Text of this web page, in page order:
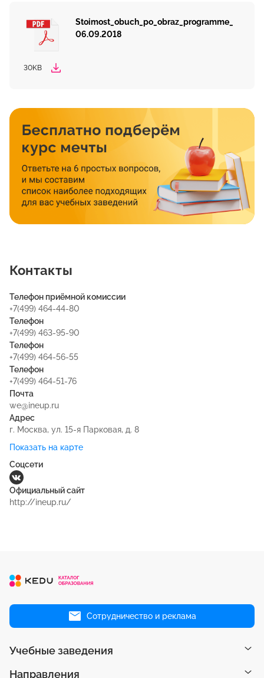
Stoimost_obuch_po_obraz_programme_
06.09.2018
30KB
Контакты
Телефон приёмной комиссии
+7(499) 464-44-80
Телефон
+7(499) 463-95-90
Телефон
+7(499) 464-56-55
Телефон
+7(499) 464-51-76
Почта
we@ineup.ru
Адрес
г. Москва, ул. 15-я Парковая, д. 8
Показать на карте
Соцсети
Официальный сайт
http://ineup.ru/
Сотрудничество и реклама
Учебные заведения
Направления